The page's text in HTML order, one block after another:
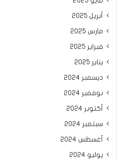
أبريل 2025
مارس 2025
فبراير 2025
يناير 2025
ديسمبر 2024
نوفمبر 2024
أكتوبر 2024
سبتمبر 2024
أغسطس 2024
يوليو 2024